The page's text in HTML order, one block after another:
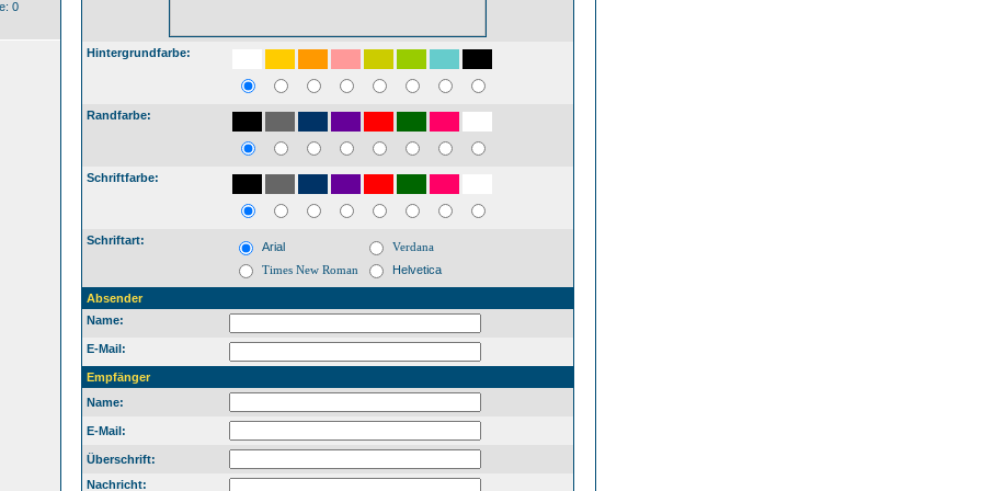
0
Hintergrundfarbe:
Randfarbe:
Schriftfarbe:
Schriftart: Arial
Verdana
Times New Roman
Helvetica
Absender
Name:
E-Mail:
Empfänger
Name:
E-Mail:
Überschrift:
Nachricht: